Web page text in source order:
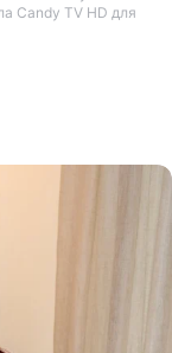
Candy TV HD для